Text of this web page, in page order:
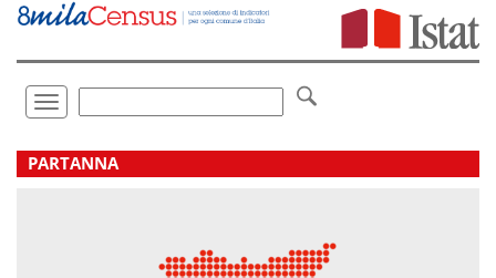
Vai
direttamente
Toggle
navigation
.
PARTANNA